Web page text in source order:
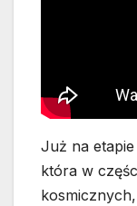
Już na
która w